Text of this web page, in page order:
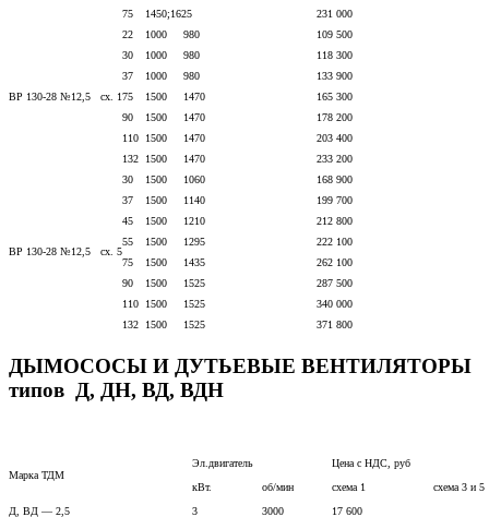
75
1450;1625 231 000
ВР 130-28 №12,5 сх. 1
22 1000 980
109 500
30
1000 980
118 300
37
1000 980
133 900
75
1500 1470
165 300
90
1500 1470
178 200
110
1500 1470
203 400
132
1500 1470 233 200
ВР 130-28 №12,5 сх. 5
30 1500 1060
168 900
37
1500 1140
199 700
45
1500 1210
212 800
55
1500 1295
222 100
75
1500 1435
262 100
90
1500 1525
287 500
110
1500 1525
340 000
132
1500 1525 371 800
ДЫМОСОСЫ И ДУТЬЕВЫЕ ВЕНТИЛЯТОРЫ
типов Д, ДН, ВД, ВДН
Марка ТДМ
Эл.двигатель
Цена с НДС, руб
кВт.
об/мин схема 1
схема 3 и 5
Д, ВД — 2,5
3 3000 17 600